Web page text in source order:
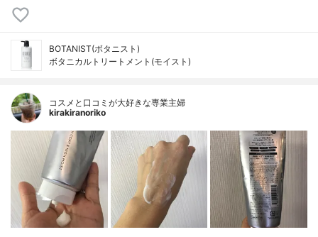
BOTANIST(ボタニスト)
ボタニカルトリートメント(モイスト)
コスメと口コミが大好きな専業主婦
kirakiranoriko